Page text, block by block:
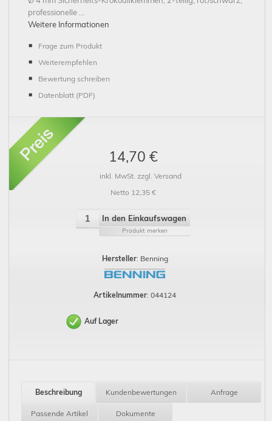
professionelle ...
Weitere Informationen
Frage zum Produkt
Weiterempfehlen
Bewertung schreiben
Datenblatt (PDF)
14,70 €
inkl. MwSt. zzgl. Versand
Netto 12,35 €
In den Einkaufswagen
Produkt merken
Hersteller: Benning
Artikelnummer: 044124
Auf Lager
Beschreibung Kundenbewertungen Anfrage
Passende Artikel Dokumente